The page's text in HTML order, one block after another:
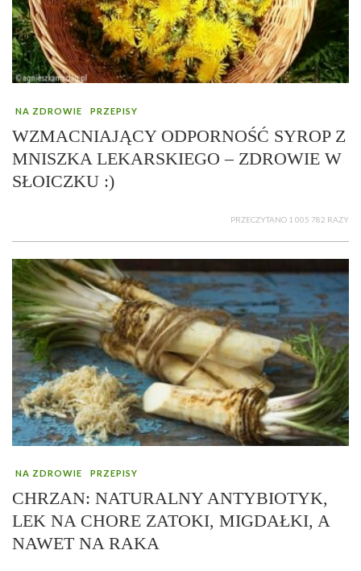
NA ZDROWIE PRZEPISY
WZMACNIAJĄCY ODPORNOŚĆ SYROP Z
MNISZKA LEKARSKIEGO – ZDROWIE W
SŁOICZKU :)
PRZECZYTANO 1 005 782 RAZY
NA ZDROWIE PRZEPISY
CHRZAN: NATURALNY ANTYBIOTYK,
LEK NA CHORE ZATOKI, MIGDAŁKI, A
NAWET NA RAKA